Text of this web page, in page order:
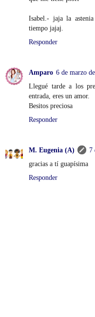
Isabel.- jaja la
tiempo jajaj.
Responder
Amparo 6 de marzo
Llegué tarde a los
entrada, eres un amor.
Besitos preciosa
Responder
M. Eugenia (A)
7
gracias a tí guapísima
Responder